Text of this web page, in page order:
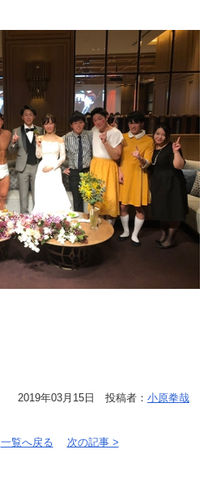
2019年03月15日 投稿者： 小原拳哉
一覧へ戻る 次の記事 >